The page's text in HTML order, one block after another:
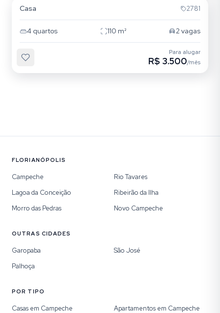
Casa 2781
4 quartos 110 m² 2vagas
Para alugar
R$ 3.500/mês
FLORIANÓPOLIS
Campeche
Rio Tavares
Lagoa da Conceição
Ribeirão da Ilha
Morro das Pedras
Novo Campeche
OUTRAS CIDADES
Garopaba
São José
Palhoça
POR TIPO
Casas em Campeche
Apartamentos em Campeche